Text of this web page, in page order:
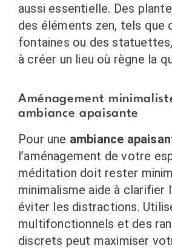
aussi essentielle. Des
des éléments zen, tels que
fontaines ou des
à créer un lieu où règne la
Aménagement
ambiance apaisante
Pour une ambiance
l’aménagement de votre
méditation doit rester
minimalisme aide à clarifier
éviter les distractions.
multifonctionnels et des
discrets peut maximiser